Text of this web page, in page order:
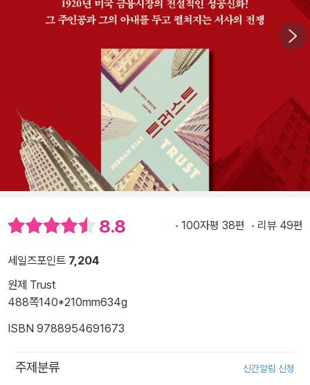
8.8 100자평 38편 리뷰 49편
세일즈포인트 7,204
원제 Trust
488쪽140*210mm634g
ISBN 9788954691673
주제분류 신간알림 신청